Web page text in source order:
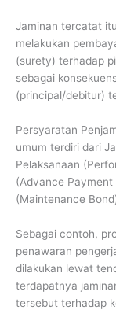
Jaminan tercatat
melakukan
(surety) terhadap
sebagai
(principal/debitur)
Persyaratan
umum terdiri dari
Pelaksanaan
(Advance Payment
(Maintenance
Sebagai contoh,
penawaran
dilakukan lewat
terdapatnya
tersebut terhadap